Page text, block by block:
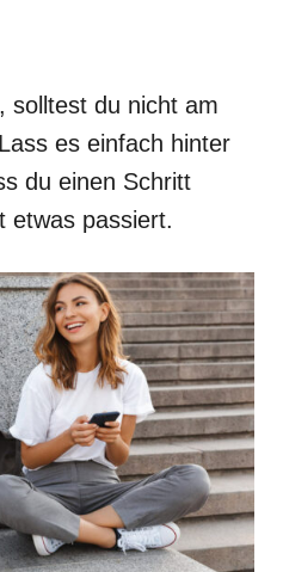
solltest du nicht am
es einfach hinter
du einen Schritt
etwas passiert.